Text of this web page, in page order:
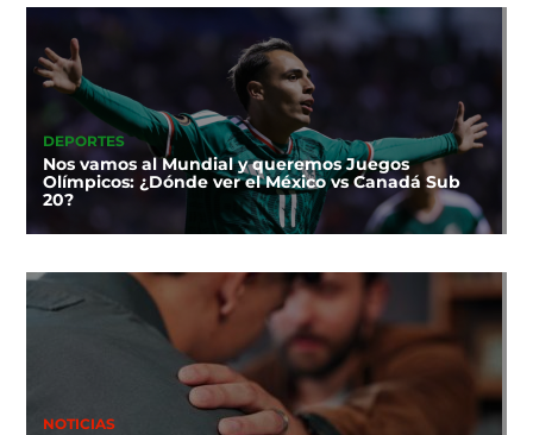
DEPORTES
Nos vamos al Mundial y queremos Juegos
Olímpicos: ¿Dónde ver el México vs Canadá Sub
20?
NOTICIAS